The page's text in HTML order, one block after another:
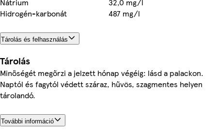
Hidrogén-karbonát
487 mg/l
Tárolás és felhasználás
Tárolás
Minőségét megőrzi a jelzett hónap végéig: lásd a palackon.
Naptól és fagytól védett száraz, hűvös, szagmentes helyen
tárolandó.
További információ